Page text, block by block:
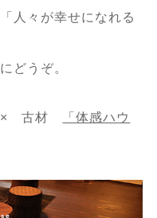
人々が幸せになれる
どうぞ。
× 古材
「体感ハウ